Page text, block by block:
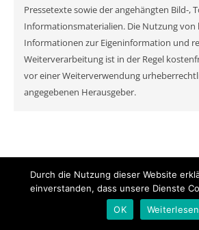
Pressetexte sowie der angehängten Bild-,
Informationsmaterialien. Die Nutzung
Informationen zur Eigeninformation und
Weiterverarbeitung ist in der Regel
vor einer Weiterverwendung
angegebenen Herausgeber.
© MyNewsChannel
Ashe Theme vonWP
Durch die Nutzung dieser Website
einverstanden, dass unsere Dienste
OK
Weiterlesen